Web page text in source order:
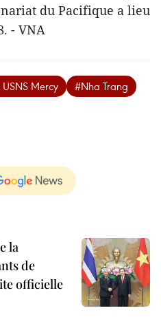
du Pacifique a lieu
- VNA
Mercy
#Nha Trang
la
de
officielle